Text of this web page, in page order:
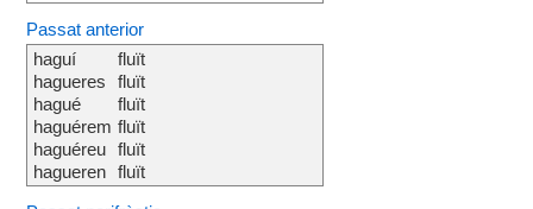
Passat anterior
haguí
hagueres
hagué
haguérem
haguéreu
hagueren
fluït
fluït
fluït
fluït
fluït
fluït